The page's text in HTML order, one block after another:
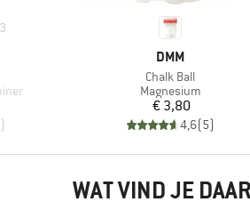
3
)
MERK
DMM
Artikel
Chalk Ball
Productgroep
Magnesium
Prijs
€ 3,80
4,6(5)
WAT VIND JE